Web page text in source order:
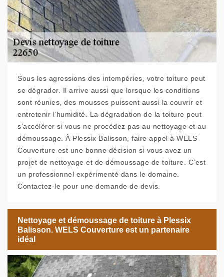
Sous les agressions des intempéries, votre toiture peut
se dégrader. Il arrive aussi que lorsque les conditions
sont réunies, des mousses puissent aussi la couvrir et
entretenir l’humidité. La dégradation de la toiture peut
s’accélérer si vous ne procédez pas au nettoyage et au
démoussage. À Plessix Balisson, faire appel à WELS
Couverture est une bonne décision si vous avez un
projet de nettoyage et de démoussage de toiture. C’est
un professionnel expérimenté dans le domaine.
Contactez-le pour une demande de devis.
Nettoyage et démoussage de toiture à Plessix
Balisson. WELS Couverture est un partenaire
idéal